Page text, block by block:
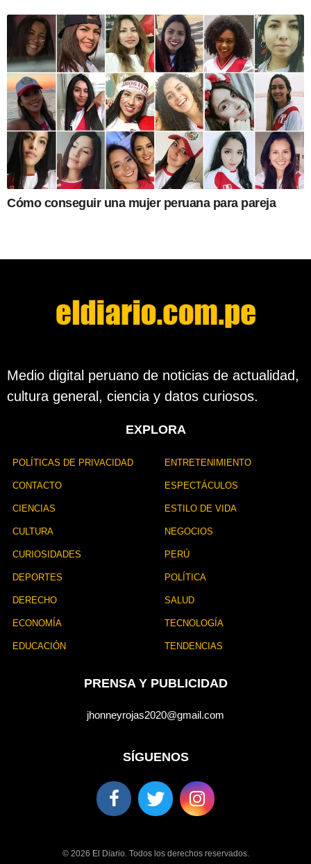
Cómo conseguir una mujer peruana para pareja
Medio digital peruano de noticias de actualidad,
cultura general, ciencia y datos curiosos.
EXPLORA
POLÍTICAS DE PRIVACIDAD
CONTACTO
CIENCIAS
CULTURA
CURIOSIDADES
DEPORTES
DERECHO
ECONOMÍA
EDUCACIÓN
ENTRETENIMIENTO
ESPECTÁCULOS
ESTILO DE VIDA
NEGOCIOS
PERÚ
POLÍTICA
SALUD
TECNOLOGÍA
TENDENCIAS
PRENSA Y PUBLICIDAD
jhonneyrojas2020@gmail.com
SÍGUENOS
© 2026 El Diario. Todos los derechos reservados.